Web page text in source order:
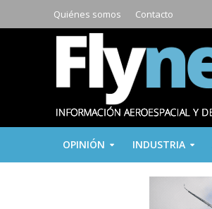
Quiénes somos Contacto
OPINIÓN INDUSTRIA